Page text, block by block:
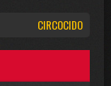
CIRCOCIDO